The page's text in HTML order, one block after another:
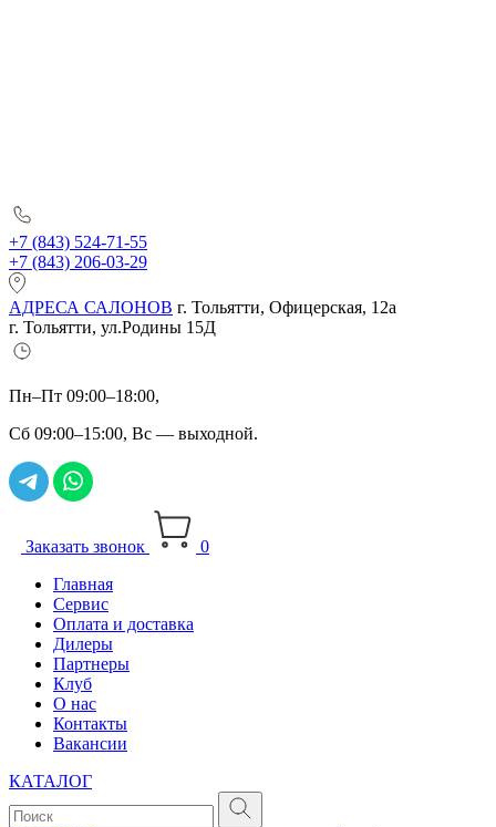
+7 (843) 524-71-55
+7 (843) 206-03-29
АДРЕСА САЛОНОВ г. Тольятти, Офицерская, 12а
г. Тольятти, ул.Родины 15Д
Пн–Пт 09:00–18:00,
Сб 09:00–15:00, Вс — выходной.
Заказать звонок
0
Главная
Сервис
Оплата и доставка
Дилеры
Партнеры
Клуб
О нас
Контакты
Вакансии
КАТАЛОГ